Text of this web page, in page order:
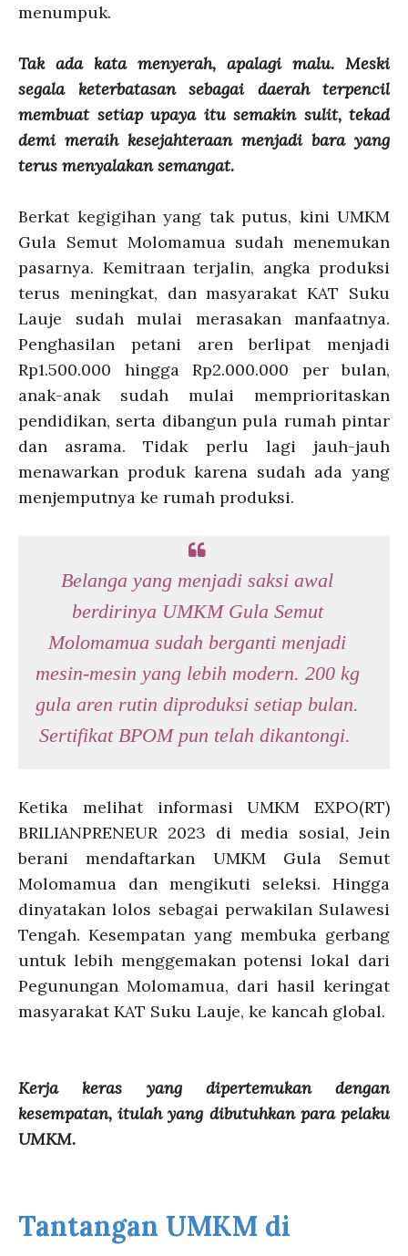
menumpuk.
Tak ada kata menyerah, apalagi malu. Meski
segala keterbatasan sebagai daerah terpencil
membuat setiap upaya itu semakin sulit, tekad
demi meraih kesejahteraan menjadi bara yang
terus menyalakan semangat.
Berkat kegigihan yang tak putus, kini UMKM
Gula Semut Molomamua sudah menemukan
pasarnya. Kemitraan terjalin, angka produksi
terus meningkat, dan masyarakat KAT Suku
Lauje sudah mulai merasakan manfaatnya.
Penghasilan petani aren berlipat menjadi
Rp1.500.000 hingga Rp2.000.000 per bulan,
anak-anak sudah mulai memprioritaskan
pendidikan, serta dibangun pula rumah pintar
dan asrama. Tidak perlu lagi jauh-jauh
menawarkan produk karena sudah ada yang
menjemputnya ke rumah produksi.
Belanga yang menjadi saksi awal
berdirinya UMKM Gula Semut
Molomamua sudah berganti menjadi
mesin-mesin yang lebih modern. 200 kg
gula aren rutin diproduksi setiap bulan.
Sertifikat BPOM pun telah dikantongi.
Ketika melihat informasi UMKM EXPO(RT)
BRILIANPRENEUR 2023 di media sosial, Jein
berani mendaftarkan UMKM Gula Semut
Molomamua dan mengikuti seleksi. Hingga
dinyatakan lolos sebagai perwakilan Sulawesi
Tengah. Kesempatan yang membuka gerbang
untuk lebih menggemakan potensi lokal dari
Pegunungan Molomamua, dari hasil keringat
masyarakat KAT Suku Lauje, ke kancah global.
Kerja keras yang dipertemukan dengan
kesempatan, itulah yang dibutuhkan para pelaku
UMKM.
Tantangan UMKM di